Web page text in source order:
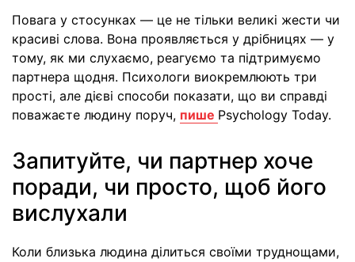
Повага у стосунках — це не тільки великі жести чи
красиві слова. Вона проявляється у дрібницях — у
тому, як ми слухаємо, реагуємо та підтримуємо
партнера щодня. Психологи виокремлюють три
прості, але дієві способи показати, що ви справді
поважаєте людину поруч, пише Psychology Today.
Запитуйте, чи партнер хоче
поради, чи просто, щоб його
вислухали
Коли близька людина ділиться своїми труднощами,